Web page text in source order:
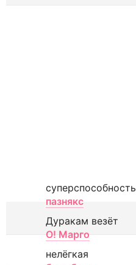
суперспособность
пазнякс
Дуракам везёт
О! Марго
нелёгкая